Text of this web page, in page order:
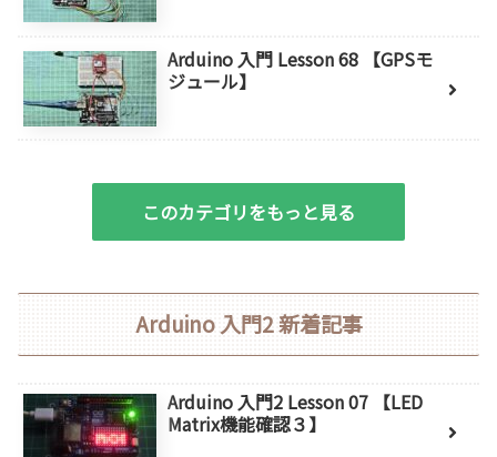
Arduino 入門 Lesson 68 【GPSモ
ジュール】
このカテゴリをもっと見る
Arduino 入門2 新着記事
Arduino 入門2 Lesson 07 【LED
Matrix機能確認３】